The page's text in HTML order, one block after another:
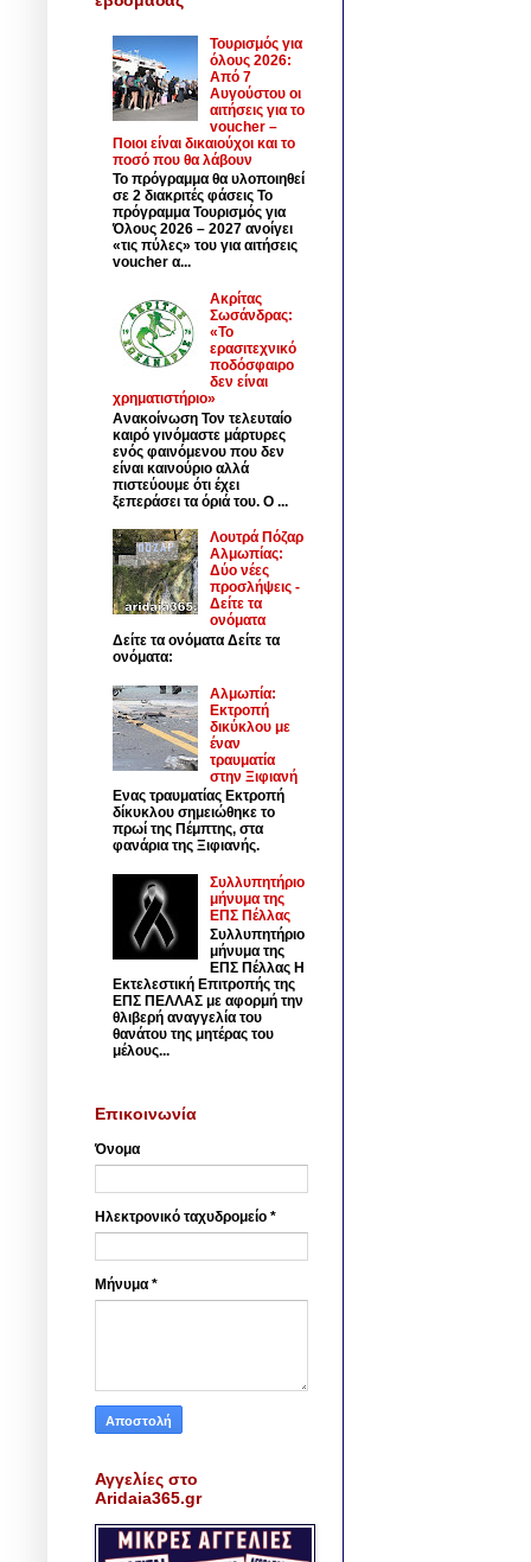
Τουρισμός για
όλους 2026:
Από 7
Αυγούστου οι
αιτήσεις για το
voucher –
Ποιοι είναι δικαιούχοι και το
ποσό που θα λάβουν
Το πρόγραμμα θα υλοποιηθεί
σε 2 διακριτές φάσεις Το
πρόγραμμα Τουρισμός για
Όλους 2026 – 2027 ανοίγει
«τις πύλες» του για αιτήσεις
voucher α...
Ακρίτας
Σωσάνδρας:
«Το
ερασιτεχνικό
ποδόσφαιρο
δεν είναι
χρηματιστήριο»
Ανακοίνωση Τον τελευταίο
καιρό γινόμαστε μάρτυρες
ενός φαινόμενου που δεν
είναι καινούριο αλλά
πιστεύουμε ότι έχει
ξεπεράσει τα όριά του. Ο ...
Λουτρά Πόζαρ
Αλμωπίας:
Δύο νέες
προσλήψεις -
Δείτε τα
ονόματα
Δείτε τα ονόματα Δείτε τα
ονόματα:
Αλμωπία:
Εκτροπή
δικύκλου με
έναν
τραυματία
στην Ξιφιανή
Ενας τραυματίας Εκτροπή
δίκυκλου σημειώθηκε το
πρωί της Πέμπτης, στα
φανάρια της Ξιφιανής.
Συλλυπητήριο
μήνυμα της
ΕΠΣ Πέλλας
Συλλυπητήριο
μήνυμα της
ΕΠΣ Πέλλας Η
Εκτελεστική Επιτροπής της
ΕΠΣ ΠΕΛΛΑΣ με αφορμή την
θλιβερή αναγγελία του
θανάτου της μητέρας του
μέλους...
Επικοινωνία
Όνομα
Ηλεκτρονικό ταχυδρομείο *
Μήνυμα *
Αγγελίες στο
Aridaia365.gr